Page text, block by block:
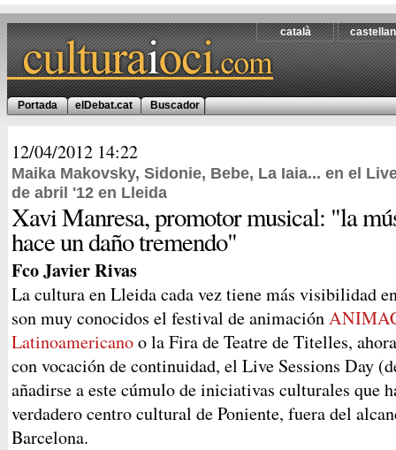
català
Portada elDebat.cat Buscador
12/04/2012 14:22
Maika Makovsky, Sidonie, Bebe, La Iaia... en el
de abril '12 en Lleida
Xavi Manresa, promotor musical: "la
hace un daño tremendo"
Fco Javier Rivas
La cultura en Lleida cada vez tiene más visibilidad
son muy conocidos el festival de animación
Latinoamericanoo la Fira de Teatre de Titelles,
con vocación de continuidad, el Live Sessions Day
añadirse a este cúmulo de iniciativas culturales que
verdadero centro cultural de Poniente, fuera del
Barcelona.